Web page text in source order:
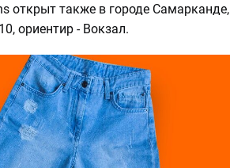
открыт также в городе Самарканде,
ориентир - Вокзал.